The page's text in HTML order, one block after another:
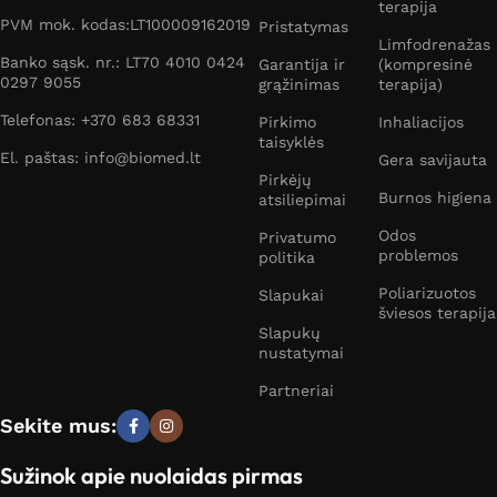
PVM mok. kodas:LT100009162019
Banko sąsk. nr.: LT70 4010 0424
0297 9055
Telefonas: +370 683 68331
El. paštas: info@biomed.lt
Pristatymas
Garantija ir
grąžinimas
Pirkimo
taisyklės
Pirkėjų
atsiliepimai
Privatumo
politika
Slapukai
Slapukų
nustatymai
Partneriai
terapija
Limfodrenažas
(kompresinė
terapija)
Inhaliacijos
Gera savijauta
Burnos higiena
Odos
problemos
Poliarizuotos
šviesos terapija
Sekite mus:
Sužinok apie nuolaidas pirmas